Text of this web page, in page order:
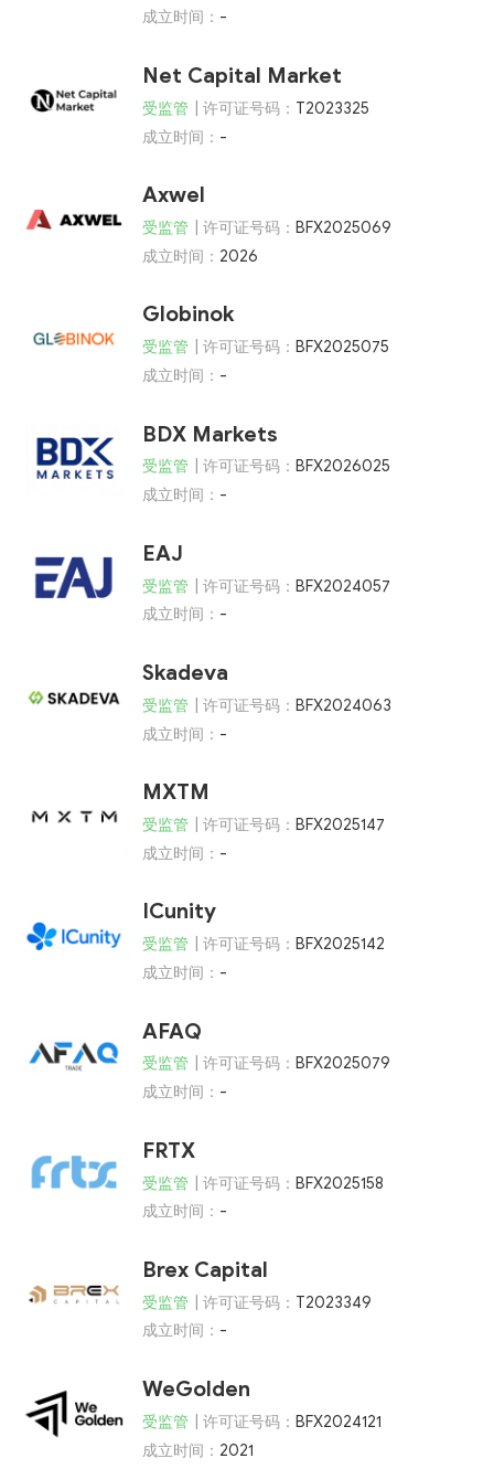
成立时间： -
Net Capital Market
受监管 | 许可证号码： T2023325
成立时间： -
Axwel
受监管 | 许可证号码： BFX2025069
成立时间： 2026
Globinok
受监管 | 许可证号码： BFX2025075
成立时间： -
BDX Markets
受监管 | 许可证号码： BFX2026025
成立时间： -
EAJ
受监管 | 许可证号码： BFX2024057
成立时间： -
Skadeva
受监管 | 许可证号码： BFX2024063
成立时间： -
MXTM
受监管 | 许可证号码： BFX2025147
成立时间： -
ICunity
受监管 | 许可证号码： BFX2025142
成立时间： -
AFAQ
受监管 | 许可证号码： BFX2025079
成立时间： -
FRTX
受监管 | 许可证号码： BFX2025158
成立时间： -
Brex Capital
受监管 | 许可证号码： T2023349
成立时间： -
WeGolden
受监管 | 许可证号码： BFX2024121
成立时间： 2021